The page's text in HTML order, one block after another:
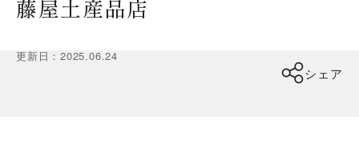
藤屋土産品店
更新日 ：2025.06.24
シェア